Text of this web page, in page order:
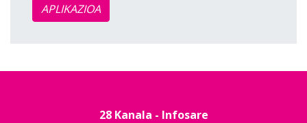
APLIKAZIOA
28 Kanala - Infosare